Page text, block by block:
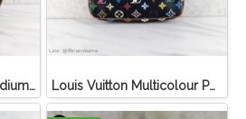
Likenew Celine Ava Medium Triomphe Canvas Louis Vuitton Multicolour Pochette Canvas